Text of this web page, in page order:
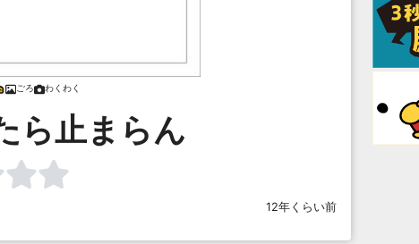
ごろ わくわく
ら止まらん
12年くらい前